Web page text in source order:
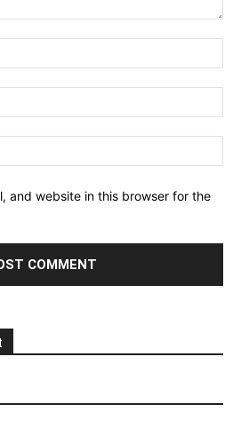
and website in this browser for the